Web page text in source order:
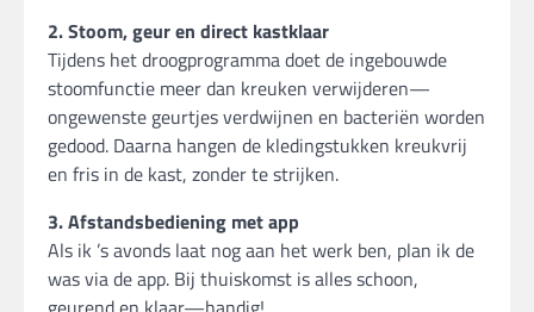
2. Stoom, geur en direct kastklaar
Tijdens het droogprogramma doet de ingebouwde
stoomfunctie meer dan kreuken verwijderen—
ongewenste geurtjes verdwijnen en bacteriën worden
gedood. Daarna hangen de kledingstukken kreukvrij
en fris in de kast, zonder te strijken.
3. Afstandsbediening met app
Als ik ’s avonds laat nog aan het werk ben, plan ik de
was via de app. Bij thuiskomst is alles schoon,